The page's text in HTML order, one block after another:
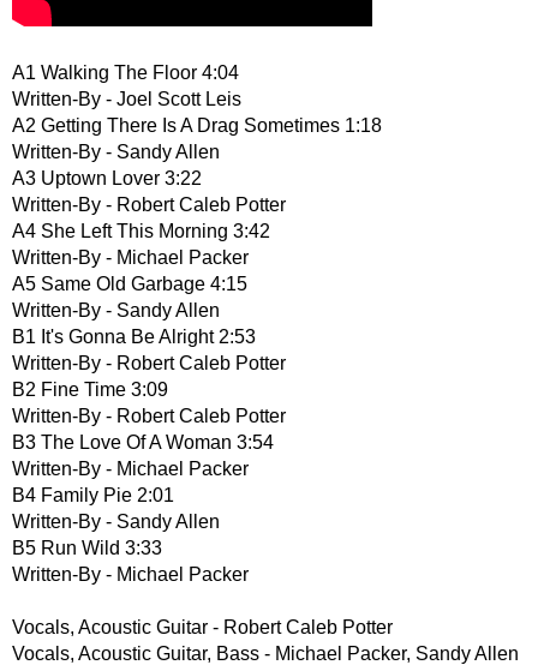
A1 Walking The Floor 4:04
Written-By - Joel Scott Leis
A2 Getting There Is A Drag Sometimes 1:18
Written-By - Sandy Allen
A3 Uptown Lover 3:22
Written-By - Robert Caleb Potter
A4 She Left This Morning 3:42
Written-By - Michael Packer
A5 Same Old Garbage 4:15
Written-By - Sandy Allen
B1 It's Gonna Be Alright 2:53
Written-By - Robert Caleb Potter
B2 Fine Time 3:09
Written-By - Robert Caleb Potter
B3 The Love Of A Woman 3:54
Written-By - Michael Packer
B4 Family Pie 2:01
Written-By - Sandy Allen
B5 Run Wild 3:33
Written-By - Michael Packer
Vocals, Acoustic Guitar - Robert Caleb Potter
Vocals, Acoustic Guitar, Bass - Michael Packer, Sandy Allen